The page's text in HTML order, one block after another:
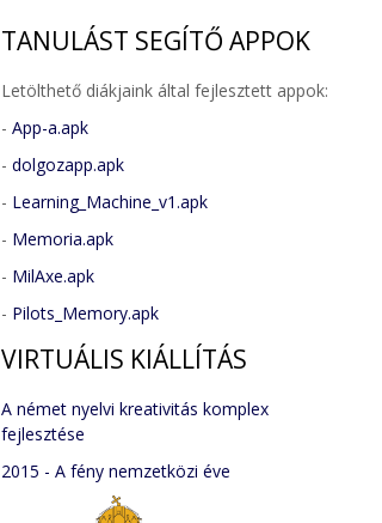
TANULÁST SEGÍTŐ APPOK
Letölthető diákjaink által fejlesztett appok:
- App-a.apk
- dolgozapp.apk
- Learning_Machine_v1.apk
- Memoria.apk
- MilAxe.apk
- Pilots_Memory.apk
VIRTUÁLIS KIÁLLÍTÁS
A német nyelvi kreativitás komplex
fejlesztése
2015 - A fény nemzetközi éve